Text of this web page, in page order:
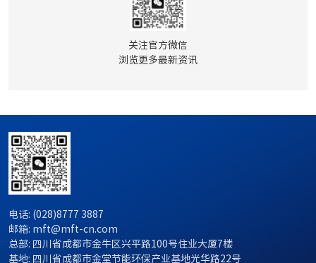
关注官方微信
浏览更多最新资讯
电话: (028)8777 3887
邮箱: mft@mft-cn.com
总部: 四川省成都市金牛区兴平路100号住业大厦7楼
基地: 四川省成都市金堂节能环保产业基地光华路22号